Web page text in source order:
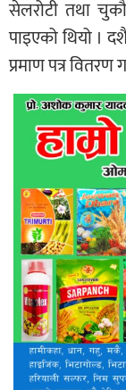
सेलरोटी तथा
पाइएको थियो ।
प्रमाण पत्र वितरण